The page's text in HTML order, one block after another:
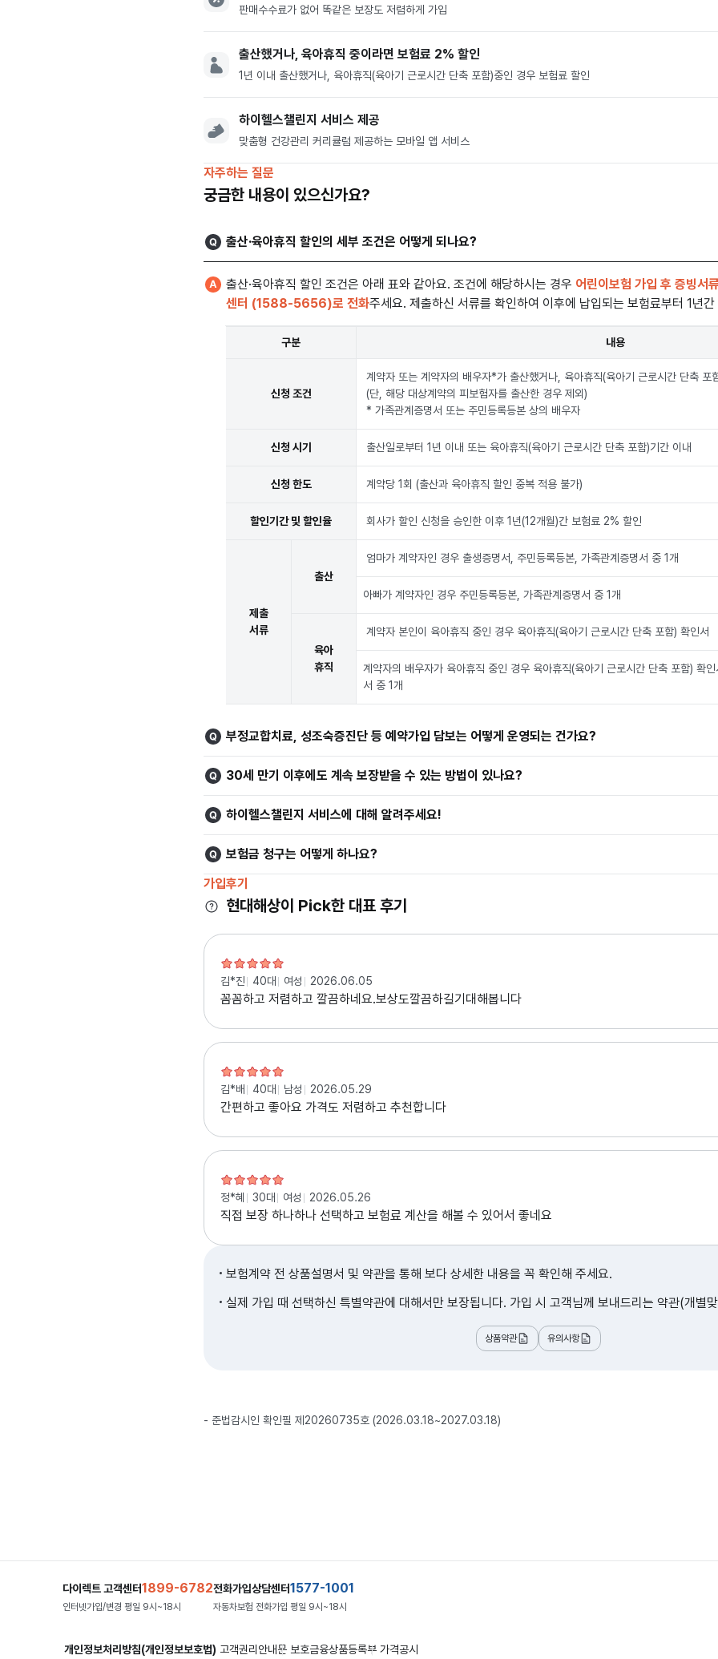
판매수수료가 없어 똑같은 보장도 저렴하게 가입
출산했거나, 육아휴직 중이라면 보험료 2% 할인
1년 이내 출산했거나, 육아휴직(육아기 근로시간 단축 포함)중인 경우 보험료 할인
하이헬스챌린지 서비스 제공
맞춤형 건강관리 커리큘럼 제공하는 모바일 앱 서비스
자주하는 질문
궁금한 내용이 있으신가요?
출산·육아휴직 할인의 세부 조건은 어떻게 되나요?
출산·육아휴직 할인 조건은 아래 표와 같아요. 조건에 해당하시는 경우 어린이보험 가입 후 증빙서
센터 (1588-5656)로 전화주세요. 제출하신 서류를 확인하여 이후에 납입되는 보험료부터 1년
출산·육아휴직 할인 조건 표
구분 내용
신청 조건
계약자 또는 계약자의 배우자*가 출산했거나, 육아휴직(육아기 근로시간 단축 포
(단, 해당 대상계약의 피보험자를 출산한 경우 제외)
* 가족관계증명서 또는 주민등록등본 상의 배우자
신청 시기 출산일로부터 1년 이내 또는 육아휴직(육아기 근로시간 단축 포함)기간 이내
신청 한도 계약당 1회 (출산과 육아휴직 할인 중복 적용 불가)
할인기간 및 할인율 회사가 할인 신청을 승인한 이후 1년(12개월)간 보험료 2% 할인
제출
서류
출산
엄마가 계약자인 경우 출생증명서, 주민등록등본, 가족관계증명서 중 1개
아빠가 계약자인 경우 주민등록등본, 가족관계증명서 중 1개
육아
휴직
계약자 본인이 육아휴직 중인 경우 육아휴직(육아기 근로시간 단축 포함) 확인서
계약자의 배우자가 육아휴직 중인 경우 육아휴직(육아기 근로시간 단축 포함) 확
서 중 1개
부정교합치료, 성조숙증진단 등 예약가입 담보는 어떻게 운영되는 건가요?
30세 만기 이후에도 계속 보장받을 수 있는 방법이 있나요?
하이헬스챌린지 서비스에 대해 알려주세요!
보험금 청구는 어떻게 하나요?
가입후기
현대해상이 Pick한 대표 후기
김*진 40대 여성 2026.06.05
꼼꼼하고 저렴하고 깔끔하네요.보상도깔끔하길기대해봅니다
김*배 40대 남성 2026.05.29
간편하고 좋아요 가격도 저렴하고 추천합니다
정*혜 30대 여성 2026.05.26
직접 보장 하나하나 선택하고 보험료 계산을 해볼 수 있어서 좋네요
보험계약 전 상품설명서 및 약관을 통해 보다 상세한 내용을 꼭 확인해 주세요.
실제 가입 때 선택하신 특별약관에 대해서만 보장됩니다. 가입 시 고객님께 보내드리는 약관(개별
상품약관 유의사항
준법감시인 확인필 제20260735호 (2026.03.18~2027.03.18)
다이렉트 고객센터1899-6782
인터넷가입/변경 평일 9시~18시
전화가입상담센터1577-1001
자동차보험 전화가입 평일 9시~18시
개인정보처리방침(개인정보보호법) 고객권리안내문 보호금융상품등록부 가격공시